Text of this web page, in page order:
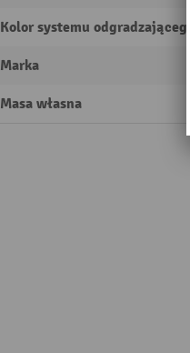
Kolor systemu odgradzającego
Marka
Masa własna